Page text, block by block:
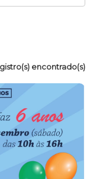
encontrado(s)